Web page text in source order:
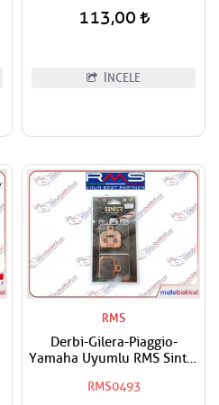
113,00
İNCELE
RMS
Derbi-Gilera-Piaggio-
Yamaha Uyumlu RMS Sinter
RMS0493